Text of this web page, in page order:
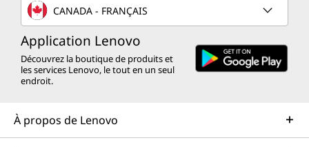
CANADA - FRANÇAIS
Application Lenovo
Découvrez la boutique de produits et
les services Lenovo, le tout en un seul
endroit.
À propos de Lenovo